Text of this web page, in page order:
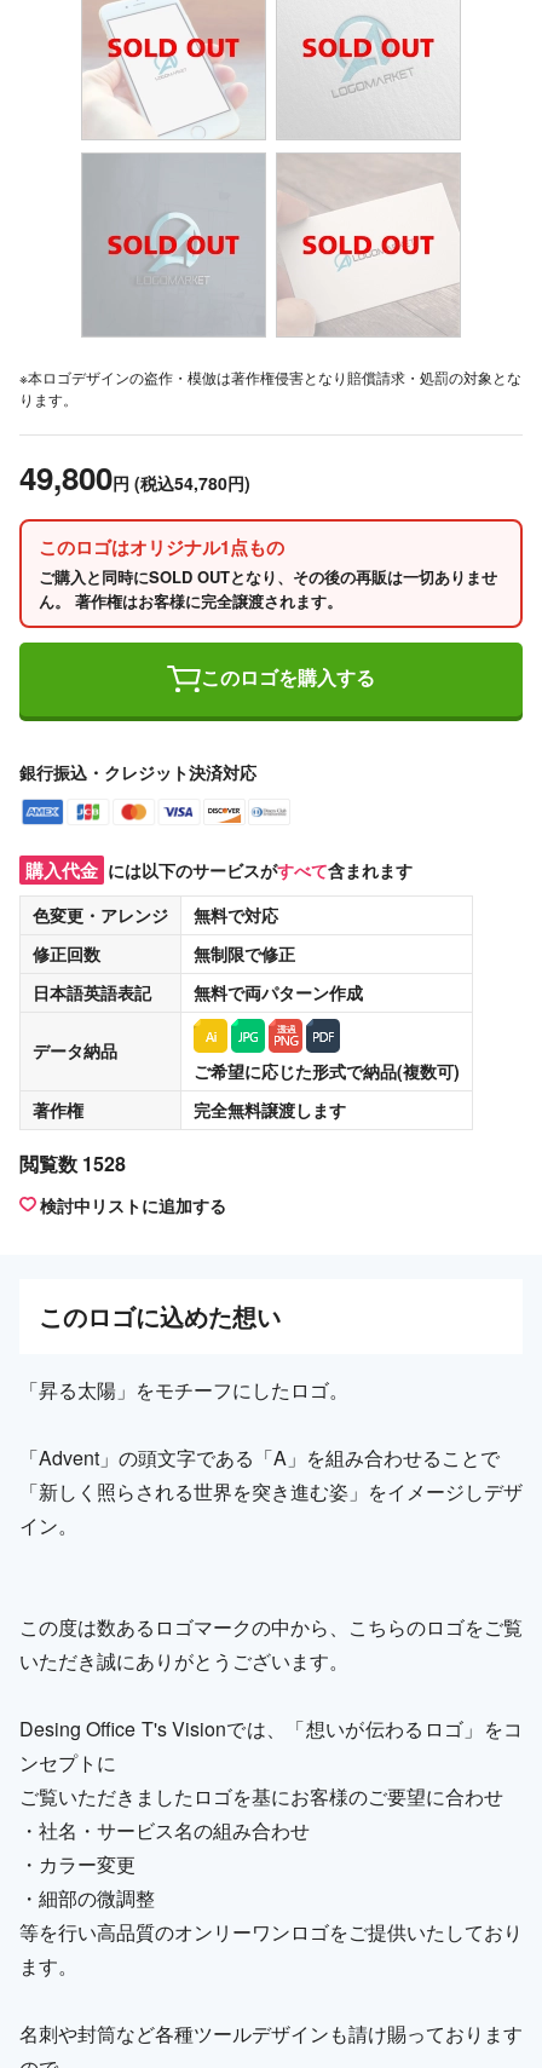
※本ロゴデザインの盗作・模倣は著作権侵害となり賠償請求・処罰の対象とな
ります。
49,800円 (税込54,780円)
このロゴはオリジナル1点もの
ご購入と同時にSOLD OUTとなり、その後の再販は一切ありませ
ん。 著作権はお客様に完全譲渡されます。
このロゴを購入する
銀行振込・クレジット決済対応
購入代金 には以下のサービスがすべて含まれます
色変更・アレンジ
無料で対応
修正回数
無制限で修正
日本語英語表記
無料で両パターン作成
データ納品
ご希望に応じた形式で納品(複数可)
著作権
完全無料譲渡します
閲覧数 1528
検討中リストに追加する
このロゴに込めた想い
「昇る太陽」をモチーフにしたロゴ。
「Advent」の頭文字である「A」を組み合わせることで
「新しく照らされる世界を突き進む姿」をイメージしデザ
イン。
この度は数あるロゴマークの中から、こちらのロゴをご覧
いただき誠にありがとうございます。
Desing Office T's Visionでは、「想いが伝わるロゴ」をコ
ンセプトに
ご覧いただきましたロゴを基にお客様のご要望に合わせ
・社名・サービス名の組み合わせ
・カラー変更
・細部の微調整
等を行い高品質のオンリーワンロゴをご提供いたしており
ます。
名刺や封筒など各種ツールデザインも請け賜っております